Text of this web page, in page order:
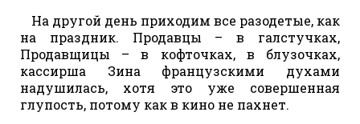
На другой день приходим все разодетые, как
на праздник. Продавцы – в галстучках,
Продавщицы – в кофточках, в блузочках,
кассирша Зина французскими духами
надушилась, хотя это уже совершенная
глупость, потому как в кино не пахнет.